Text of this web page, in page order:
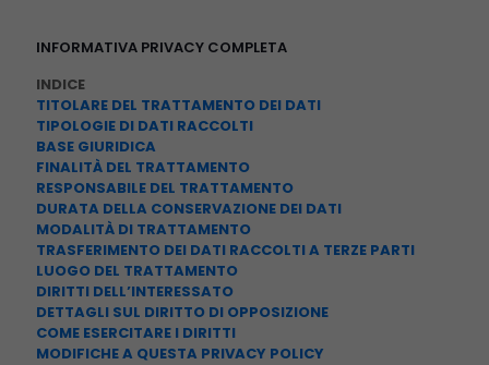
INFORMATIVA PRIVACY COMPLETA
INDICE
TITOLARE DEL TRATTAMENTO DEI DATI
TIPOLOGIE DI DATI RACCOLTI
BASE GIURIDICA
FINALITÀ DEL TRATTAMENTO
RESPONSABILE DEL TRATTAMENTO
DURATA DELLA CONSERVAZIONE DEI DATI
MODALITÀ DI TRATTAMENTO
TRASFERIMENTO DEI DATI RACCOLTI A TERZE PARTI
LUOGO DEL TRATTAMENTO
DIRITTI DELL’INTERESSATO
DETTAGLI SUL DIRITTO DI OPPOSIZIONE
COME ESERCITARE I DIRITTI
MODIFICHE A QUESTA PRIVACY POLICY